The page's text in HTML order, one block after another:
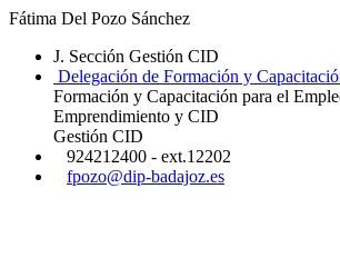
Fátima Del Pozo Sánchez
J. Sección Gestión CID
Delegación de Formación y
Formación y Capacitación para el
Emprendimiento y CID
Gestión CID
924212400 - ext.12202
fpozo@dip-badajoz.es